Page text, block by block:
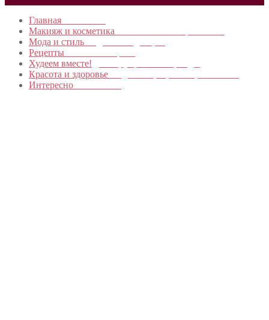
Главная
Макияж и косметика
Мода и стиль
Рецепты
Худеем вместе!
Красота и здоровье
Интересно